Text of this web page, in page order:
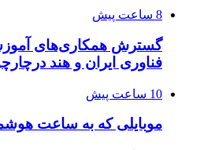
8 ساعت پیش
گسترش همکاری‌های
فناوری ایران و هند
10 ساعت پیش
موبایلی که به ساعت